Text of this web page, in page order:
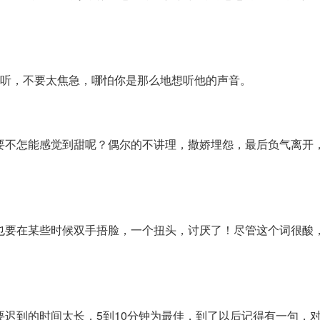
，不要太焦急，哪怕你是那么地想听他的声音。
怎能感觉到甜呢？偶尔的不讲理，撒娇埋怨，最后负气离开
在某些时候双手捂脸，一个扭头，讨厌了！尽管这个词很酸
到的时间太长，5到10分钟为最佳，到了以后记得有一句，